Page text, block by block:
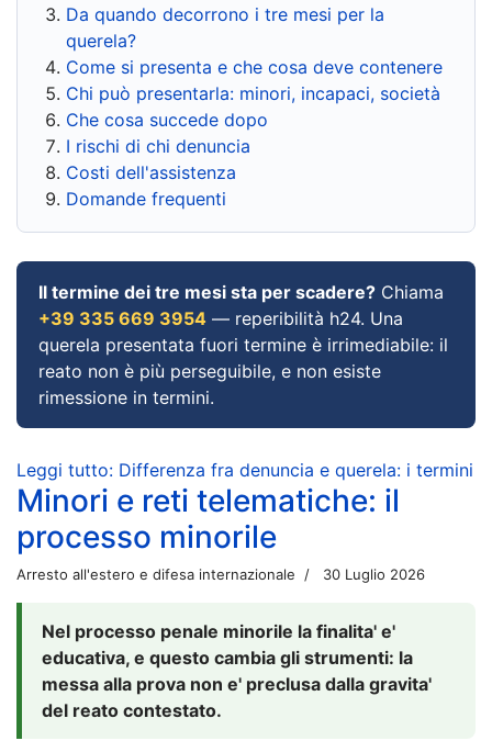
Da quando decorrono i tre mesi per la
querela?
Come si presenta e che cosa deve contenere
Chi può presentarla: minori, incapaci, società
Che cosa succede dopo
I rischi di chi denuncia
Costi dell'assistenza
Domande frequenti
Il termine dei tre mesi sta per scadere? Chiama
+39 335 669 3954 — reperibilità h24. Una
querela presentata fuori termine è irrimediabile: il
reato non è più perseguibile, e non esiste
rimessione in termini.
Leggi tutto: Differenza fra denuncia e querela: i termini
Minori e reti telematiche: il
processo minorile
Arresto all'estero e difesa internazionale 30 Luglio 2026
Nel processo penale minorile la finalita' e'
educativa, e questo cambia gli strumenti: la
messa alla prova non e' preclusa dalla gravita'
del reato contestato.